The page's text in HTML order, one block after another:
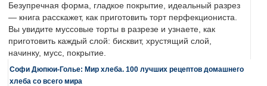
Безупречная форма, гладкое покрытие, идеальный разрез
— книга расскажет, как приготовить торт перфекциониста.
Вы увидите муссовые торты в разрезе и узнаете, как
приготовить каждый слой: бисквит, хрустящий слой,
начинку, мусс, покрытие.
Софи Дюпюи-Голье: Мир хлеба. 100 лучших рецептов домашнего
хлеба со всего мира